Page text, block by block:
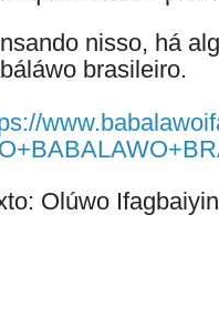
nisso, há
brasileiro.
Olúwo